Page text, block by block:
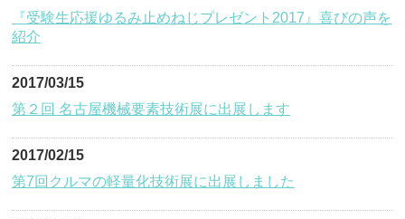
『受験生応援ゆるみ止めねじプレゼント2017』喜びの声を
紹介
2017/03/15
第２回 名古屋機械要素技術展に出展します
2017/02/15
第7回クルマの軽量化技術展に出展しました